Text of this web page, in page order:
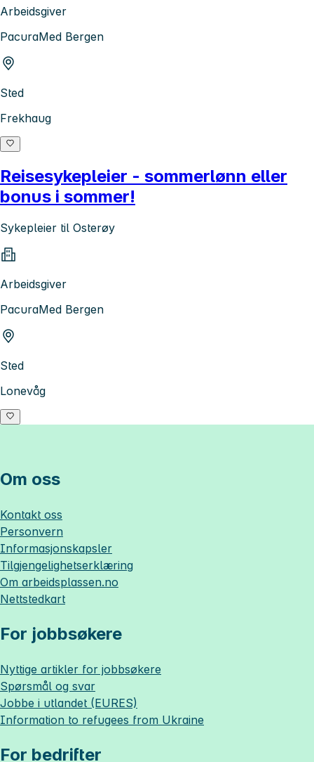
Arbeidsgiver
PacuraMed Bergen
Sted
Frekhaug
Reisesykepleier - sommerlønn eller
bonus i sommer!
Sykepleier til Osterøy
Arbeidsgiver
PacuraMed Bergen
Sted
Lonevåg
Om oss
Kontakt oss
Personvern
Informasjonskapsler
Tilgjengelighetserklæring
Om arbeidsplassen.no
Nettstedkart
For jobbsøkere
Nyttige artikler for jobbsøkere
Spørsmål og svar
Jobbe i utlandet (EURES)
Information to refugees from Ukraine
For bedrifter